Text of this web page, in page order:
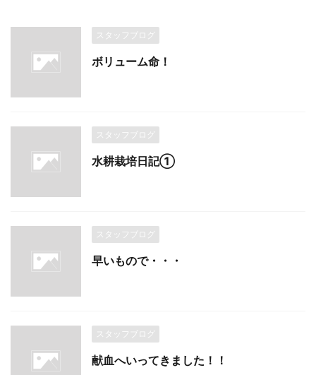
スタッフブログ
ボリューム命！
スタッフブログ
水耕栽培日記①
スタッフブログ
早いもので・・・
スタッフブログ
献血へいってきました！！